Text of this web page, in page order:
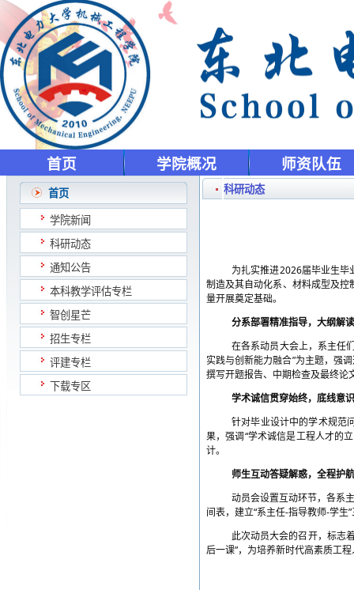
首页 学院概况 师资队伍
首页
学院新闻
科研动态
通知公告
本科教学评估专栏
智创星芒
招生专栏
评建专栏
下载专区
科研动态
为扎实推进2026届毕业生毕
制造及其自动化系、材料成型及
量开展奠定基础。
分系部署精准指导，大纲解
在各系动员大会上，系主任
实践与创新能力融合”为主题，强
撰写开题报告、中期检查及最终论
学术诚信贯穿始终，底线意
针对毕业设计中的学术规范
果，强调 “学术诚信是工程人才的
计。
师生互动答疑解惑，全程护
动员会设置互动环节，各系
间表，建立“系主任-指导教师-学生”
此次动员大会的召开，标志
后一课”，为培养新时代高素质工